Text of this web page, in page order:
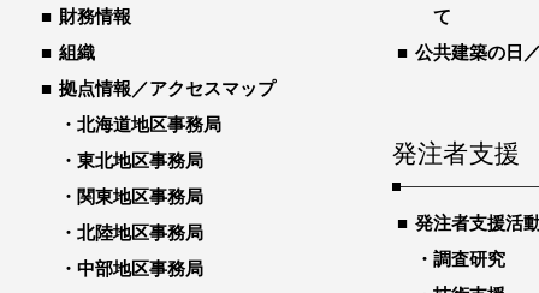
財務情報
組織
拠点情報／アクセスマップ
北海道地区事務局
東北地区事務局
関東地区事務局
北陸地区事務局
中部地区事務局
て
公共建築の日
発注者支援
発注者支援活
調査研究